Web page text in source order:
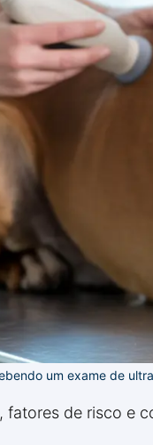
um exame de
fatores de risco e